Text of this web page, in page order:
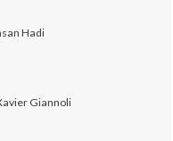
Hadi
Xavier Giannoli